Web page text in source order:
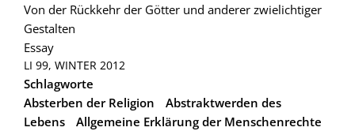
Von der Rückkehr der Götter und anderer zwielichtiger
Gestalten
Essay
LI 99, WINTER 2012
Schlagworte
Absterben der Religion
Abstraktwerden des
Lebens
Allgemeine Erklärung der Menschenrechte